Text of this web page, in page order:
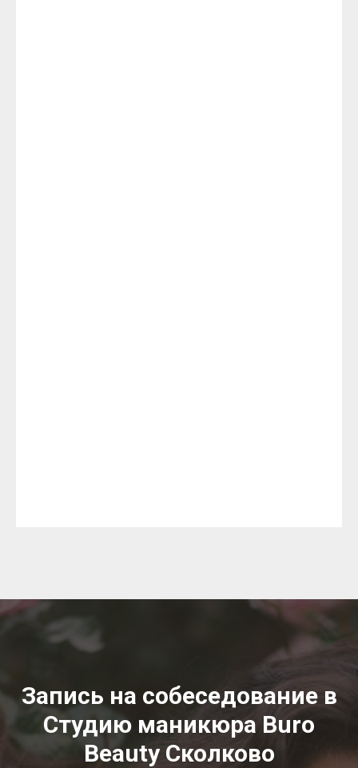
Запись на собеседование в
Студию маникюра Buro
Beauty Сколково